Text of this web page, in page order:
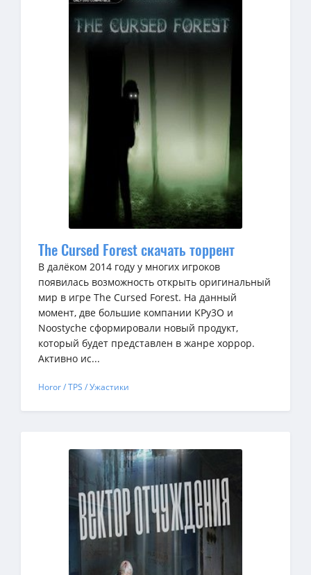
The Cursed Forest скачать торрент
В далёком 2014 году у многих игроков
появилась возможность открыть оригинальный
мир в игре The Cursed Forest. На данный
момент, две большие компании KPy3O и
Noostyche сформировали новый продукт,
который будет представлен в жанре хоррор.
Активно ис...
Horor / TPS / Ужастики